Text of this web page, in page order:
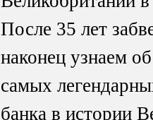
После 35 лет
наконец узнаем
самых
банка в истории